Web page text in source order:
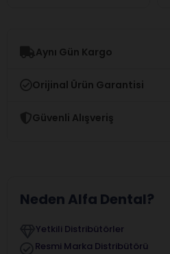
Aynı Gün Kargo
Orijinal Ürün Garantisi
Güvenli Alışveriş
Neden Alfa Dental?
Yetkili Distribütörler
Resmi Marka Distribütörü